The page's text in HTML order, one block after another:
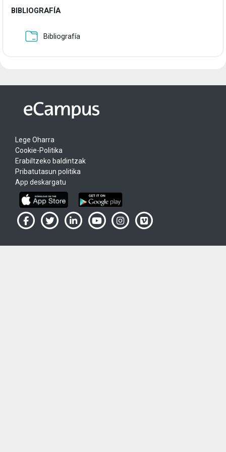
BIBLIOGRAFÍA
Bibliografía
Lege Oharra
Cookie-Politika
Erabiltzeko baldintzak
Pribatutasun politika
App deskargatu
UPV/EHU en Facebook (abre ventana nueva)
UPV/EHU en Twitter (abre ventana nueva)
UPV/EHU en LinkedIn (abre ventana nueva)
UPV/EHU en YouTube (abre
UPV/EHU en Instagram